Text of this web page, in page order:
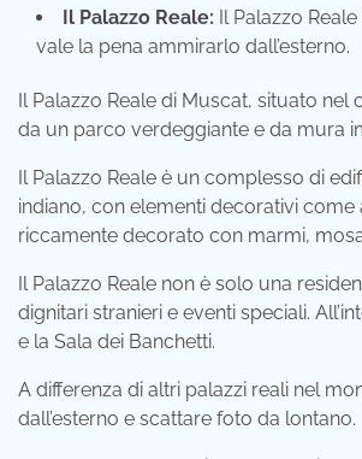
Il Palazzo Reale: Il Palazzo
vale la pena ammirarlo dall’esterno.
Il Palazzo Reale di Muscat, situato
da un parco verdeggiante e da mura
Il Palazzo Reale è un complesso di
indiano, con elementi decorativi come
riccamente decorato con marmi,
Il Palazzo Reale non è solo una
dignitari stranieri e eventi speciali.
e la Sala dei Banchetti.
A differenza di altri palazzi reali nel
dall’esterno e scattare foto da lontano.